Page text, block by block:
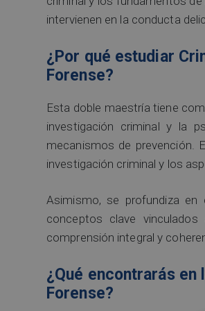
intervienen en la conducta
¿Por qué estudiar
Forense?
Esta doble maestría tiene
investigación criminal y la
mecanismos de prevención.
investigación criminal y los
Asimismo, se profundiza
conceptos clave
comprensión integral y
¿Qué encontrarás
Forense?